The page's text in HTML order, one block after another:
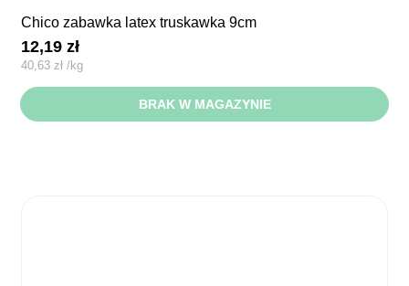
chico zabawka latex truskawka 9cm
12,19zł
40,63 zł /kg
BRAK W MAGAZYNIE